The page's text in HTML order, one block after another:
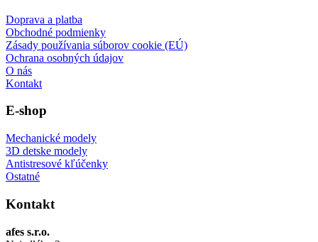
Doprava a platba
Obchodné podmienky
Zásady používania súborov cookie (EÚ)
Ochrana osobných údajov
O nás
Kontakt
E-shop
Mechanické modely
3D detske modely
Antistresové kľúčenky
Ostatné
Kontakt
afes s.r.o.